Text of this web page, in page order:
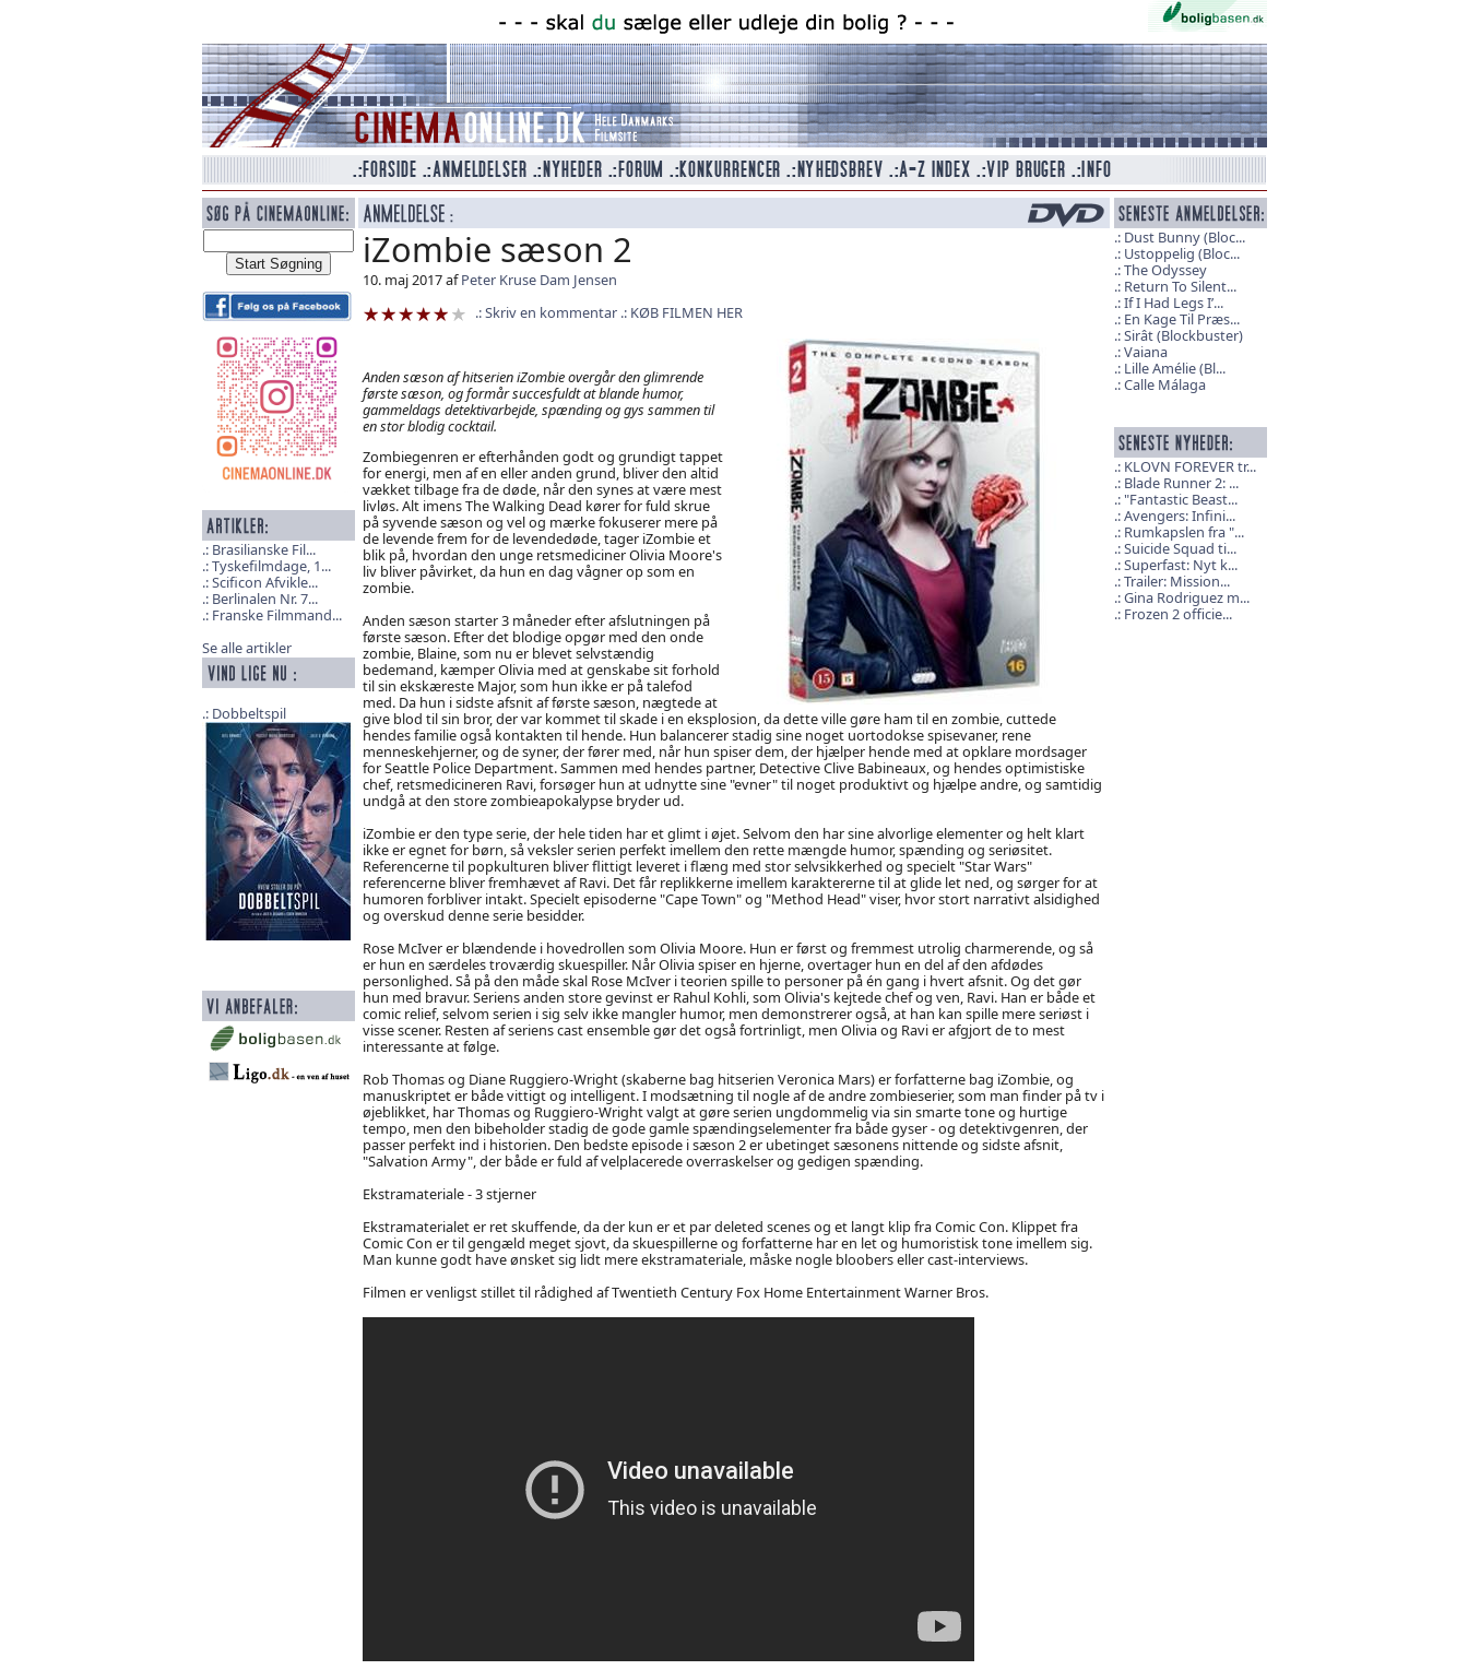
Brasilianske Fil...
Tyskefilmdage, 1...
Scificon Afvikle...
Berlinalen Nr. 7...
Franske Filmmand...
Se alle artikler
Dobbeltspil
iZombie sæson 2
10. maj 2017 afPeter Kruse Dam Jensen
Skriv en kommentar
KØB FILMEN HER
Anden sæson af hitserien iZombie overgår den glimrende
første sæson, og formår succesfuldt at blande humor,
gammeldags detektivarbejde, spænding og gys sammen til
en stor blodig cocktail.
Zombiegenren er efterhånden godt og grundigt tappet
for energi, men af en eller anden grund, bliver den altid
vækket tilbage fra de døde, når den synes at være mest
livløs. Alt imens The Walking Dead kører for fuld skrue
på syvende sæson og vel og mærke fokuserer mere på
de levende frem for de levendedøde, tager iZombie et
blik på, hvordan den unge retsmediciner Olivia Moore's
liv bliver påvirket, da hun en dag vågner op som en
zombie.
Anden sæson starter 3 måneder efter afslutningen på
første sæson. Efter det blodige opgør med den onde
zombie, Blaine, som nu er blevet selvstændig
bedemand, kæmper Olivia med at genskabe sit forhold
til sin ekskæreste Major, som hun ikke er på talefod
med. Da hun i sidste afsnit af første sæson, nægtede at
give blod til sin bror, der var kommet til skade i en eksplosion, da dette ville gøre ham til en zombie, cuttede
hendes familie også kontakten til hende. Hun balancerer stadig sine noget uortodokse spisevaner, rene
menneskehjerner, og de syner, der fører med, når hun spiser dem, der hjælper hende med at opklare mordsager
for Seattle Police Department. Sammen med hendes partner, Detective Clive Babineaux, og hendes optimistiske
chef, retsmedicineren Ravi, forsøger hun at udnytte sine "evner" til noget produktivt og hjælpe andre, og samtidig
undgå at den store zombieapokalypse bryder ud.
iZombie er den type serie, der hele tiden har et glimt i øjet. Selvom den har sine alvorlige elementer og helt klart
ikke er egnet for børn, så veksler serien perfekt imellem den rette mængde humor, spænding og seriøsitet.
Referencerne til popkulturen bliver flittigt leveret i flæng med stor selvsikkerhed og specielt "Star Wars"
referencerne bliver fremhævet af Ravi. Det får replikkerne imellem karaktererne til at glide let ned, og sørger for at
humoren forbliver intakt. Specielt episoderne "Cape Town" og "Method Head" viser, hvor stort narrativt alsidighed
og overskud denne serie besidder.
Rose McIver er blændende i hovedrollen som Olivia Moore. Hun er først og fremmest utrolig charmerende, og så
er hun en særdeles troværdig skuespiller. Når Olivia spiser en hjerne, overtager hun en del af den afdødes
personlighed. Så på den måde skal Rose McIver i teorien spille to personer på én gang i hvert afsnit. Og det gør
hun med bravur. Seriens anden store gevinst er Rahul Kohli, som Olivia's kejtede chef og ven, Ravi. Han er både et
comic relief, selvom serien i sig selv ikke mangler humor, men demonstrerer også, at han kan spille mere seriøst i
visse scener. Resten af seriens cast ensemble gør det også fortrinligt, men Olivia og Ravi er afgjort de to mest
interessante at følge.
Rob Thomas og Diane Ruggiero-Wright (skaberne bag hitserien Veronica Mars) er forfatterne bag iZombie, og
manuskriptet er både vittigt og intelligent. I modsætning til nogle af de andre zombieserier, som man finder på tv i
øjeblikket, har Thomas og Ruggiero-Wright valgt at gøre serien ungdommelig via sin smarte tone og hurtige
tempo, men den bibeholder stadig de gode gamle spændingselementer fra både gyser - og detektivgenren, der
passer perfekt ind i historien. Den bedste episode i sæson 2 er ubetinget sæsonens nittende og sidste afsnit,
"Salvation Army", der både er fuld af velplacerede overraskelser og gedigen spænding.
Ekstramateriale - 3 stjerner
Ekstramaterialet er ret skuffende, da der kun er et par deleted scenes og et langt klip fra Comic Con. Klippet fra
Comic Con er til gengæld meget sjovt, da skuespillerne og forfatterne har en let og humoristisk tone imellem sig.
Man kunne godt have ønsket sig lidt mere ekstramateriale, måske nogle bloobers eller cast-interviews.
Filmen er venligst stillet til rådighed af Twentieth Century Fox Home Entertainment Warner Bros.
Dust Bunny (Bloc...
Ustoppelig (Bloc...
The Odyssey
Return To Silent...
If I Had Legs I’...
En Kage Til Præs...
Sirât (Blockbuster)
Vaiana
Lille Amélie (Bl...
Calle Málaga
KLOVN FOREVER tr...
Blade Runner 2: ...
"Fantastic Beast...
Avengers: Infini...
Rumkapslen fra "...
Suicide Squad ti...
Superfast: Nyt k...
Trailer: Mission...
Gina Rodriguez m...
Frozen 2 officie...